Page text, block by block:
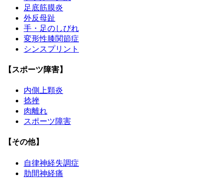
足底筋膜炎
外反母趾
手・足のしびれ
変形性膝関節症
シンスプリント
【スポーツ障害】
内側上顆炎
捻挫
肉離れ
スポーツ障害
【その他】
自律神経失調症
肋間神経痛